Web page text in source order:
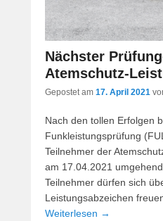
Nächster
Atemschutz-
Gepostet am 17. April 2021
Nach den tollen Erfolgen
Funkleistungsprüfung
Teilnehmer der
am 17.04.2021
Teilnehmer dürfen sich
Leistungsabzeichen
Weiterlesen →